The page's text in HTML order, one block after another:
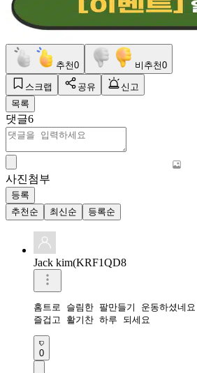
추천0 비추천0
스크랩 공유
신고
목록
댓글6
사진첨부
등록
추천순
최신순 등록순
Jack kim(KRF1QD8
홈트로 슬림한 팔만들기 운동하셨네요
즐겁고 활기찬 하루 되세요
0